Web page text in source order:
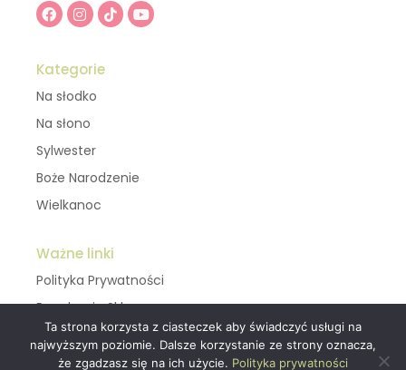
Kategorie
Na słodko
Na słono
Sylwester
Boże Narodzenie
Wielkanoc
Ważne linki
Polityka Prywatności
Regulamin Sklepu
Kontakt
Ta strona korzysta z ciasteczek aby świadczyć usługi na
najwyższym poziomie. Dalsze korzystanie ze strony oznacza,
że zgadzasz się na ich użycie. Polityka prywatności